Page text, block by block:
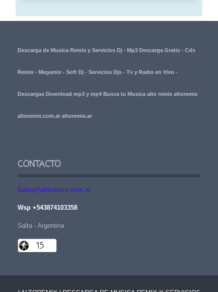
Descarga de Musica Remix y Servicios Dj - Mp3 Descarga Gratis - Cds
Remix - Megamix - Soft Dj - Servicios Djs - Tv y Radio en Vivo -
Descargas Download mp3 y mp4 Busca tu Musica alto remix altoremix
altoremix.com.ar altoremix.ar
CONTACTO
Gabo@altoremix.com.ar
Wsp +543874103358
Salta - Argentina